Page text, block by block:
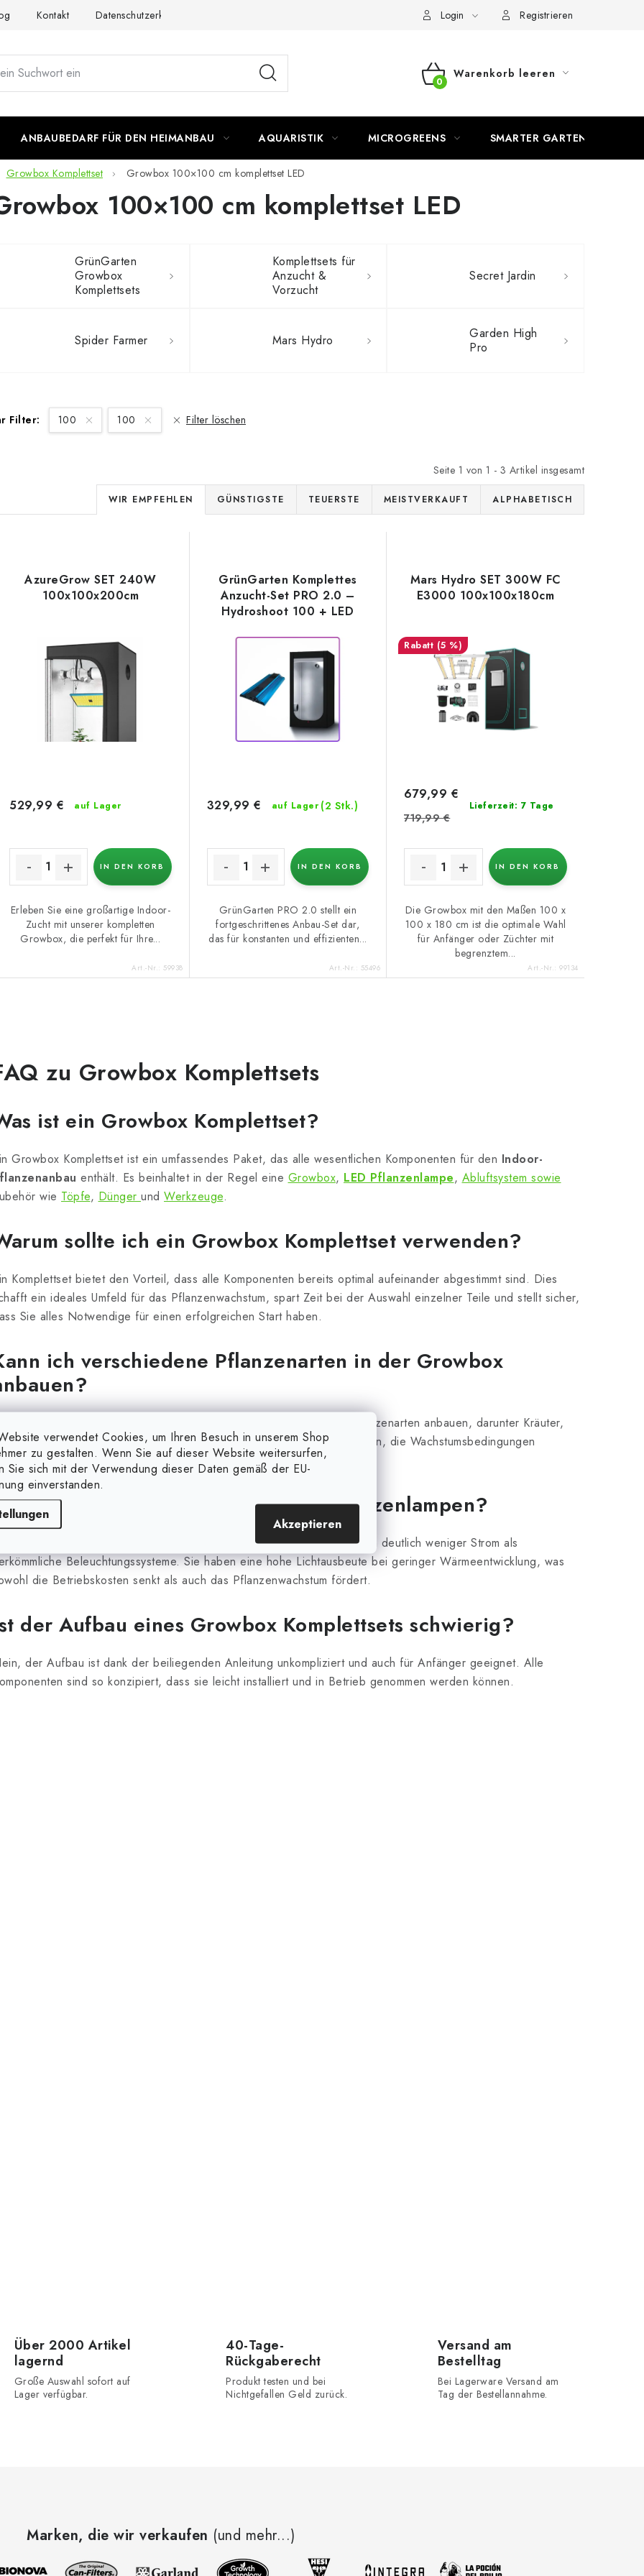
verwendet Cookies, um Ihren Besuch in unserem Shop
zu gestalten. Wenn Sie auf dieser Website weitersurfen,
Sie sich mit der Verwendung dieser Daten gemäß der EU-
einverstanden.
Akzeptieren
Kontakt Datenschutzerklärung Login Registrieren
WARENKORB
Warenkorb leeren
ANBAUBEDARF FÜR DEN HEIMANBAU AQUARISTIK MICROGREENS SMARTER GARTEN
Growbox Komplettset Growbox 100×100 cm komplettset LED
100×100 cm komplettset LED
GrünGarten
Growbox
Komplettsets
Komplettsets für
Anzucht &
Vorzucht
Secret Jardin
Spider Farmer Mars Hydro
Garden High
Pro
Filter: 100 100 Filter löschen
Seite 1 von 1 - 3 Artikel insgesamt
P
r
d
u
k
t
s
o
r
i
r
u
n
g
WIR EMPFEHLEN GÜNSTIGSTE TEUERSTE MEISTVERKAUFT ALPHABETISCH
AzureGrow SET 240W
100x100x200cm
auf Lager
529,99 €
IN DEN KORB
Erleben Sie eine großartige Indoor-
Zucht mit unserer kompletten
Growbox, die perfekt für Ihre...
Art.-Nr.:59938
GrünGarten Komplettes
Anzucht-Set PRO 2.0 –
Hydroshoot 100 + LED
auf Lager (2 Stk.)
329,99 €
IN DEN KORB
GrünGarten PRO 2.0 stellt ein
fortgeschrittenes Anbau-Set dar,
das für konstanten und effizienten...
Art.-Nr.: 55496
Mars Hydro SET 300W FC
E3000 100x100x180cm
(5 %)
Lieferzeit: 7 Tage
679,99 €
719,99 €
IN DEN KORB
Die Growbox mit den Maßen 100 x
100 x 180 cm ist die optimale Wahl
für Anfänger oder Züchter mit
begrenztem...
Art.-Nr.:99134
e
zu Growbox Komplettsets
ist ein Growbox Komplettset?
Growbox Komplettset ist ein umfassendes Paket, das alle wesentlichen Komponenten für den Indoor-
enthält. Es beinhaltet in der Regel eine Growbox, LED Pflanzenlampe, Abluftsystem sowie
wie Töpfe, Dünger und Werkzeuge.
sollte ich ein Growbox Komplettset verwenden?
Komplettset bietet den Vorteil, dass alle Komponenten bereits optimal aufeinander abgestimmt sind. Dies
ein ideales Umfeld für das Pflanzenwachstum, spart Zeit bei der Auswahl einzelner Teile und stellt sicher,
Sie alles Notwendige für einen erfolgreichen Start haben.
ich verschiedene Pflanzenarten in der Growbox
Ja, mit unseren Growbox Komplettsets können Sie eine Vielzahl von Pflanzenarten anbauen, darunter Kräuter,
und Zierpflanzen. Die kontrollierte Umgebung ermöglicht es Ihnen, die Wachstumsbedingungen
anzupassen.
energieeffizient sind die LED Pflanzenlampen?
sind sehr energieeffizient und verbrauchen deutlich weniger Strom als
Beleuchtungssysteme. Sie haben eine hohe Lichtausbeute bei geringer Wärmeentwicklung, was
die Betriebskosten senkt als auch das Pflanzenwachstum fördert.
der Aufbau eines Growbox Komplettsets schwierig?
der Aufbau ist dank der beiliegenden Anleitung unkompliziert und auch für Anfänger geeignet. Alle
sind so konzipiert, dass sie leicht installiert und in Betrieb genommen werden können.
Über 2000 Artikel
lagernd
Große Auswahl sofort auf
Lager verfügbar.
40-Tage-
Rückgaberecht
Produkt testen und bei
Nichtgefallen Geld zurück.
Versand am
Bestelltag
Bei Lagerware Versand am
Tag der Bestellannahme.
Marken, die wir verkaufen (und mehr...)